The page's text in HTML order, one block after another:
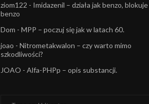
ziom122 - Imidazenil – działa jak benzo,
benzo
Dom - MPP – poczuj się jak w latach 60.
joao - Nitrometakwalon – czy warto mimo
szkodliwości?
JOAO - Alfa-PHPp – opis substancji.